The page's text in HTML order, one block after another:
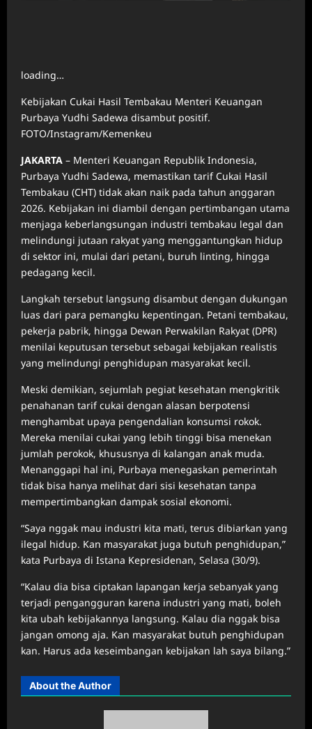
loading…
Kebijakan Cukai Hasil Tembakau Menteri Keuangan
Purbaya Yudhi Sadewa disambut positif.
FOTO/Instagram/Kemenkeu
JAKARTA – Menteri Keuangan Republik Indonesia,
Purbaya Yudhi Sadewa, memastikan tarif Cukai Hasil
Tembakau (CHT) tidak akan naik pada tahun anggaran
2026. Kebijakan ini diambil dengan pertimbangan utama
menjaga keberlangsungan industri tembakau legal dan
melindungi jutaan rakyat yang menggantungkan hidup
di sektor ini, mulai dari petani, buruh linting, hingga
pedagang kecil.
Langkah tersebut langsung disambut dengan dukungan
luas dari para pemangku kepentingan. Petani tembakau,
pekerja pabrik, hingga Dewan Perwakilan Rakyat (DPR)
menilai keputusan tersebut sebagai kebijakan realistis
yang melindungi penghidupan masyarakat kecil.
Meski demikian, sejumlah pegiat kesehatan mengkritik
penahanan tarif cukai dengan alasan berpotensi
menghambat upaya pengendalian konsumsi rokok.
Mereka menilai cukai yang lebih tinggi bisa menekan
jumlah perokok, khususnya di kalangan anak muda.
Menanggapi hal ini, Purbaya menegaskan pemerintah
tidak bisa hanya melihat dari sisi kesehatan tanpa
mempertimbangkan dampak sosial ekonomi.
“Saya nggak mau industri kita mati, terus dibiarkan yang
ilegal hidup. Kan masyarakat juga butuh penghidupan,”
kata Purbaya di Istana Kepresidenan, Selasa (30/9).
“Kalau dia bisa ciptakan lapangan kerja sebanyak yang
terjadi pengangguran karena industri yang mati, boleh
kita ubah kebijakannya langsung. Kalau dia nggak bisa
jangan omong aja. Kan masyarakat butuh penghidupan
kan. Harus ada keseimbangan kebijakan lah saya bilang.”
About the Author